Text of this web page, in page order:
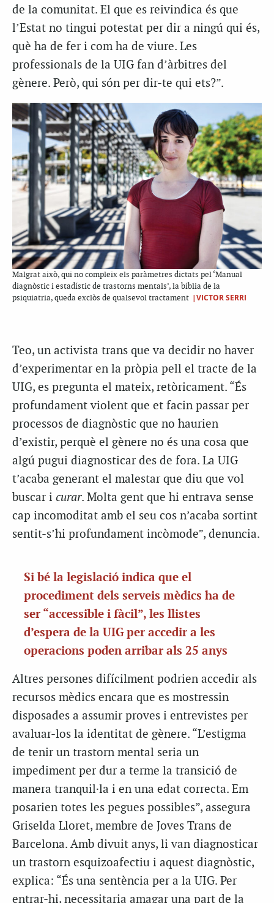
de la comunitat. El que es reivindica és que
l’Estat no tingui potestat per dir a ningú qui és,
què ha de fer i com ha de viure. Les
professionals de la UIG fan d’àrbitres del
gènere. Però, qui són per dir-te qui ets?”.
Malgrat això, qui no compleix els paràmetres dictats pel ‘Manual
diagnòstic i estadístic de trastorns mentals’, la bíblia de la
psiquiatria, queda exclòs de qualsevol tractament |VICTOR SERRI
Teo, un activista trans que va decidir no haver
d’experimentar en la pròpia pell el tracte de la
UIG, es pregunta el mateix, retòricament. “És
profundament violent que et facin passar per
processos de diagnòstic que no haurien
d’existir, perquè el gènere no és una cosa que
algú pugui diagnosticar des de fora. La UIG
t’acaba generant el malestar que diu que vol
buscar i curar. Molta gent que hi entrava sense
cap incomoditat amb el seu cos n’acaba sortint
sentit-s’hi profundament incòmode”, denuncia.
Si bé la legislació indica que el
procediment dels serveis mèdics ha de
ser “accessible i fàcil”, les llistes
d’espera de la UIG per accedir a les
operacions poden arribar als 25 anys
Altres persones difícilment podrien accedir als
recursos mèdics encara que es mostressin
disposades a assumir proves i entrevistes per
avaluar-los la identitat de gènere. “L’estigma
de tenir un trastorn mental seria un
impediment per dur a terme la transició de
manera tranquil·la i en una edat correcta. Em
posarien totes les pegues possibles”, assegura
Griselda Lloret, membre de Joves Trans de
Barcelona. Amb divuit anys, li van diagnosticar
un trastorn esquizoafectiu i aquest diagnòstic,
explica: “És una sentència per a la UIG. Per
entrar-hi, necessitaria amagar una part de la